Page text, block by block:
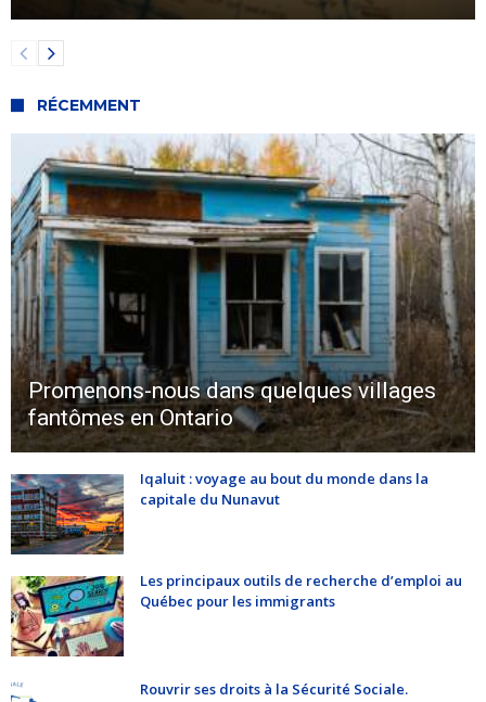
RÉCEMMENT
Promenons-nous dans quelques villages
fantômes en Ontario
Iqaluit : voyage au bout du monde dans la
capitale du Nunavut
Les principaux outils de recherche d’emploi au
Québec pour les immigrants
Rouvrir ses droits à la Sécurité Sociale.